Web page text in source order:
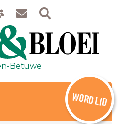
Betuwe
WORD LID